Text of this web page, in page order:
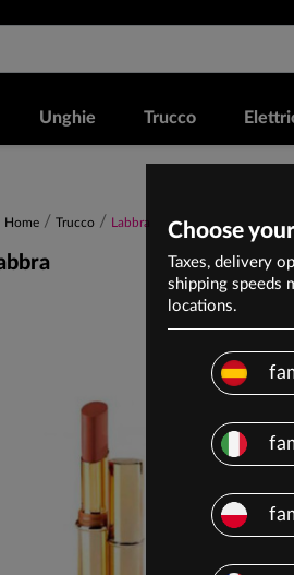
Unghie Trucco
Home Trucco Labbra Choose
Taxes, delivery
shipping speeds
locations.